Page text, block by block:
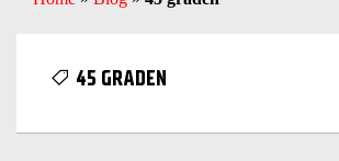
45 GRADEN